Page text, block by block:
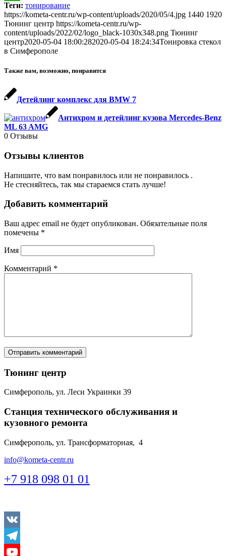
WhatsApp
Теги: тонирование
https://kometa-centr.ru/wp-content/uploads/2020/05/4.jpg 1440 1920
Тюнинг центр https://kometa-centr.ru/wp-
content/uploads/2022/02/logo_black-1030x348.png Тюнинг
центр2020-05-04 18:00:282020-05-04 18:24:34Тонировка стекол
в Симферополе
Также вам, возможно, понравится
Детейлинг комплекс для BMW 7
Антихром и детейлинг кузова Mercedes-Benz
ML 63 AMG
0 Отзывы
Отзывы клиентов
Напишите, что вам понравилось или не понравилось .
Не стесняйтесь, так мы стараемся стать лучше!
Добавить комментарий
Ваш адрес email не будет опубликован. Обязательные поля
помечены *
Имя
Комментарий *
Тюнинг центр
Симферополь, ул. Леси Украинки 39
Станция технического обслуживания и
кузовного ремонта
Симферополь, ул. Трансформаторная, 4
info@kometa-centr.ru
+7 918 098 01 01
Vkontakte
Telegram